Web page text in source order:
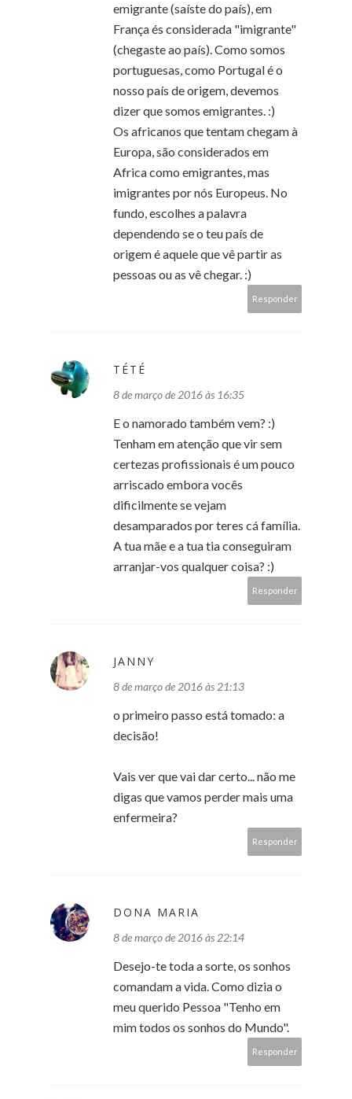
emigrante (saíste do país), em
França és considerada "imigrante"
(chegaste ao país). Como somos
portuguesas, como Portugal é o
nosso país de origem, devemos
dizer que somos emigrantes. :)
Os africanos que tentam chegam à
Europa, são considerados em
Africa como emigrantes, mas
imigrantes por nós Europeus. No
fundo, escolhes a palavra
dependendo se o teu país de
origem é aquele que vê partir as
pessoas ou as vê chegar. :)
Responder
TÉTÉ
8 de março de 2016 às 16:35
E o namorado também vem? :)
Tenham em atenção que vir sem
certezas profissionais é um pouco
arriscado embora vocês
dificilmente se vejam
desamparados por teres cá família.
A tua mãe e a tua tia conseguiram
arranjar-vos qualquer coisa? :)
Responder
JANNY
8 de março de 2016 às 21:13
o primeiro passo está tomado: a
decisão!
Vais ver que vai dar certo... não me
digas que vamos perder mais uma
enfermeira?
Responder
DONA MARIA
8 de março de 2016 às 22:14
Desejo-te toda a sorte, os sonhos
comandam a vida. Como dizia o
meu querido Pessoa "Tenho em
mim todos os sonhos do Mundo".
Responder